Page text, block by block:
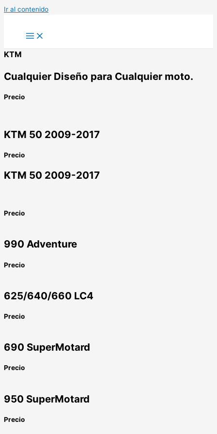
Ir al contenido
KTM
Cualquier Diseño para Cualquier moto.
Precio
KTM 50 2009-2017
Precio
KTM 50 2009-2017
Precio
990 Adventure
Precio
625/640/660 LC4
Precio
690 SuperMotard
Precio
950 SuperMotard
Precio